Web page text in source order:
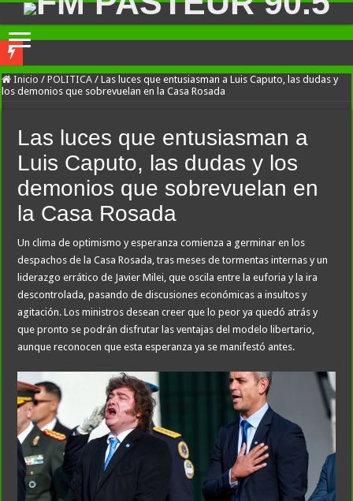
A un año del caso del preceptor que mató a su hijo, marchan al Congreso contra
El Gobierno acusó a Lula de escalar unilateralmente el conflicto y ratificó el
Patricia Bullrich pidió que Brasil «no se victimice» y apuntó a la intromisión
La amenaza de Quintela de expropiar empresas hizo ruido en el peronismo:
Nuevo asesinato motochorro de un policía de la Ciudad en el Conurbano:
Caso Agostina: la querella pidió la detención de la madre y la hermana de
Un juez autorizó a una integrante de «Los Monos» a salir de la prisión
García Cuerva contó detalles de cómo se planificó la visita de León XIV y dijo
Inicio / POLITICA / Las luces que entusiasman a Luis Caputo, las dudas y
los demonios que sobrevuelan en la Casa Rosada
Las luces que entusiasman a
Luis Caputo, las dudas y los
demonios que sobrevuelan en
la Casa Rosada
Un clima de optimismo y esperanza comienza a germinar en los
despachos de la Casa Rosada, tras meses de tormentas internas y un
liderazgo errático de Javier Milei, que oscila entre la euforia y la ira
descontrolada, pasando de discusiones económicas a insultos y
agitación. Los ministros desean creer que lo peor ya quedó atrás y
que pronto se podrán disfrutar las ventajas del modelo libertario,
aunque reconocen que esta esperanza ya se manifestó antes.